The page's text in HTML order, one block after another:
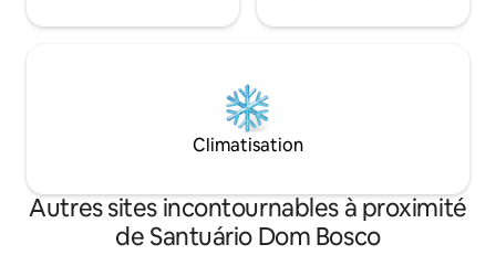
Climatisation
Autres sites incontournables à proximité
de Santuário Dom Bosco